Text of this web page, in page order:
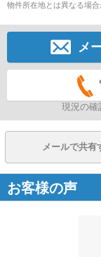
物件所在地とは異なる場合
メ
現況の確
メールで共有
お客様の声